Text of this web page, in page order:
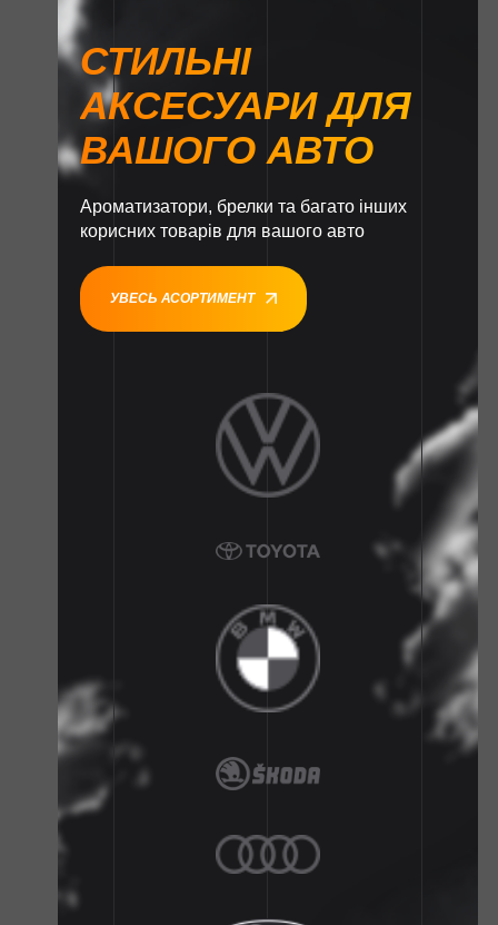
СТИЛЬНІ
АКСЕСУАРИ ДЛЯ
ВАШОГО АВТО
Ароматизатори, брелки та багато інших
корисних товарів для вашого авто
УВЕСЬ АСОРТИМЕНТ